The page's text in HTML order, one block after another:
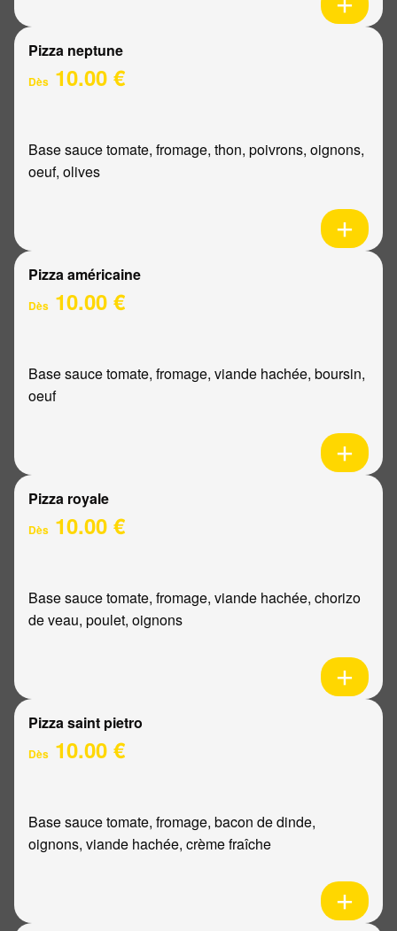
Pizza neptune
Dès 10.00 €
Base sauce tomate, fromage, thon, poivrons, oignons,
oeuf, olives
Pizza américaine
Dès 10.00 €
Base sauce tomate, fromage, viande hachée, boursin,
oeuf
Pizza royale
Dès 10.00 €
Base sauce tomate, fromage, viande hachée, chorizo
de veau, poulet, oignons
Pizza saint pietro
Dès 10.00 €
Base sauce tomate, fromage, bacon de dinde,
oignons, viande hachée, crème fraîche